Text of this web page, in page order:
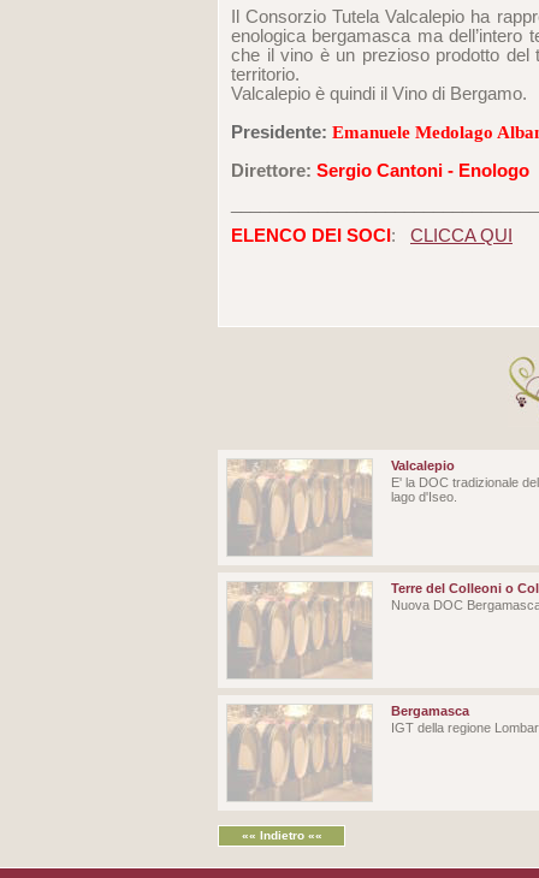
Il Consorzio Tutela Valcalepio ha
enologica bergamasca ma dell’intero
che il vino è un prezioso prodotto del
territorio.
Valcalepio è quindi il Vino di Bergamo.
Presidente: Emanuele Medolago
Direttore: Sergio Cantoni - Enologo
ELENCO DEI SOCI: CLICCA QUI
Valcalepio
E' la DOC tradizionale
lago d'Iseo.
Terre del Colleoni o
Nuova DOC
Bergamasca
IGT della regione
«« Indietro ««